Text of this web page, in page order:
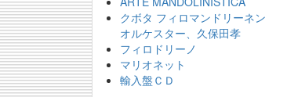
クボタ フィロマンドリーネン
オルケスター、久保田孝
フィロドリーノ
マリオネット
輸入盤ＣＤ